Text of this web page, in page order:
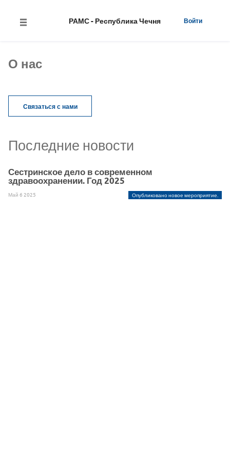
Войти
РАМС - Республика Чечня
О нас
Связаться с нами
Последние новости
Сестринское дело в современном
здравоохранении. Год 2025
Май 6 2025 Опубликовано новое мероприятие.